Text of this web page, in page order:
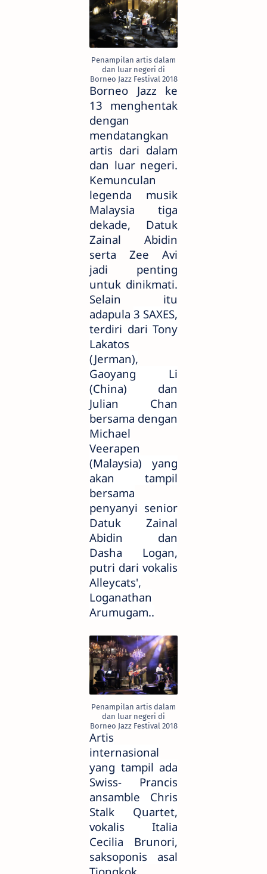
Penampilan artis dalam
dan luar negeri di
Borneo Jazz Festival 2018
Borneo Jazz ke
13 menghentak
dengan
mendatangkan
artis dari dalam
dan luar negeri.
Kemunculan
legenda musik
Malaysia tiga
dekade, Datuk
Zainal Abidin
serta Zee Avi
jadi penting
untuk dinikmati.
Selain itu
adapula 3 SAXES,
terdiri dari Tony
Lakatos
(Jerman),
Gaoyang Li
(China) dan
Julian Chan
bersama dengan
Michael
Veerapen
(Malaysia) yang
akan tampil
bersama
penyanyi senior
Datuk Zainal
Abidin dan
Dasha Logan,
putri dari vokalis
Alleycats',
Loganathan
Arumugam..
Penampilan artis dalam
dan luar negeri di
Borneo Jazz Festival 2018
Artis
internasional
yang tampil ada
Swiss- Prancis
ansamble Chris
Stalk Quartet,
vokalis Italia
Cecilia Brunori,
saksoponis asal